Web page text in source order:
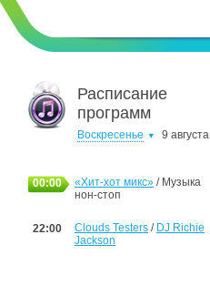
Расписание
программ
Воскресенье 9 августа
00:00 «Хит-хот микс» / Музыка
нон-стоп
22:00 Clouds Testers / DJ Richie
Jackson